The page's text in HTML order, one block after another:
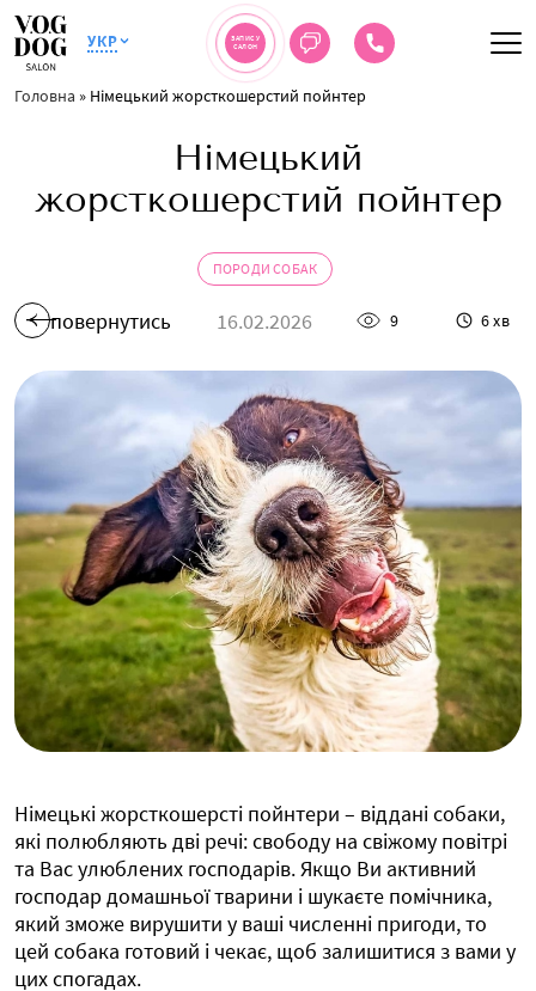
УКР
ЗАПИС У
САЛОН
Головна » Німецький жорсткошерстий пойнтер
Німецький
жорсткошерстий пойнтер
ПОРОДИ СОБАК
повернутись 16.02.2026 9 6 хв
Німецькі жорсткошерсті пойнтери – віддані собаки,
які полюбляють дві речі: свободу на свіжому повітрі
та Вас улюблених господарів. Якщо Ви активний
господар домашньої тварини і шукаєте помічника,
який зможе вирушити у ваші численні пригоди, то
цей собака готовий і чекає, щоб залишитися з вами у
цих спогадах.